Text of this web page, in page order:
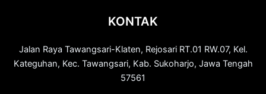
KONTAK
Jalan Raya Tawangsari-Klaten, Rejosari RT.01 RW.07, Kel.
Kateguhan, Kec. Tawangsari, Kab. Sukoharjo, Jawa Tengah
57561